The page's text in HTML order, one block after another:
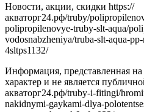
Новости, акции, скидки https://
акваторг24.рф/truby/
polipropilenovye-truby-slt-aqua/
vodosnabzheniya/truba-slt-aqua-
4sltps1132/
Информация, представленная
характер и не является
акваторг24.рф/truby-i-fitingi/
nakidnymi-gaykami-dlya-